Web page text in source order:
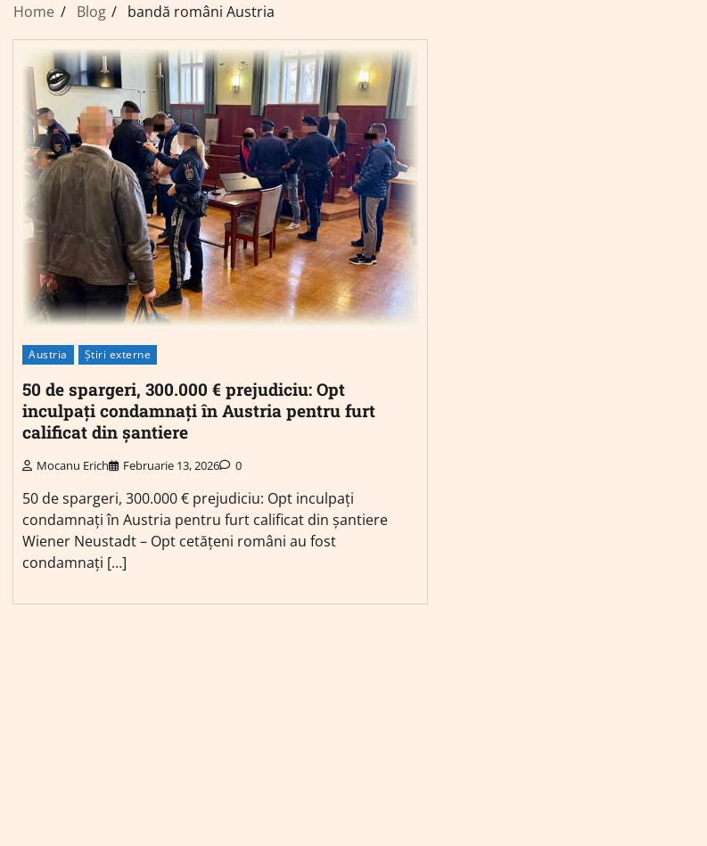
Home Blog bandă români Austria
Austria Știri externe
50 de spargeri, 300.000 € prejudiciu: Opt
inculpați condamnați în Austria pentru furt
calificat din șantiere
Mocanu Erich Februarie 13, 2026 0
50 de spargeri, 300.000 € prejudiciu: Opt inculpați
condamnați în Austria pentru furt calificat din șantiere
Wiener Neustadt – Opt cetățeni români au fost
condamnați […]